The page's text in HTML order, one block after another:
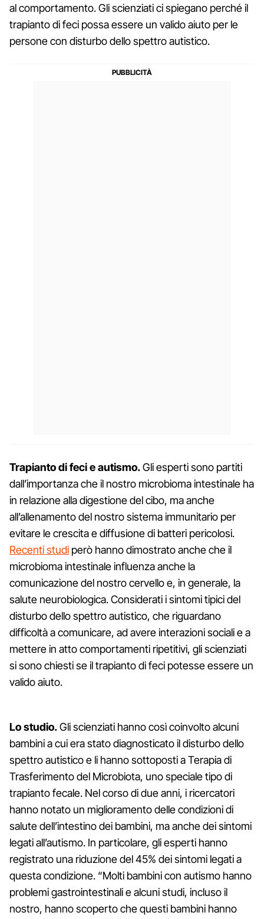
al comportamento. Gli scienziati ci spiegano perché il
trapianto di feci possa essere un valido aiuto per le
persone con disturbo dello spettro autistico.
Trapianto di feci e autismo.Gli esperti sono partiti
dall’importanza che il nostro microbioma intestinale ha
in relazione alla digestione del cibo, ma anche
all’allenamento del nostro sistema immunitario per
evitare le crescita e diffusione di batteri pericolosi.
Recenti studi però hanno dimostrato anche che il
microbioma intestinale influenza anche la
comunicazione del nostro cervello e, in generale, la
salute neurobiologica. Considerati i sintomi tipici del
disturbo dello spettro autistico, che riguardano
difficoltà a comunicare, ad avere interazioni sociali e a
mettere in atto comportamenti ripetitivi, gli scienziati
si sono chiesti se il trapianto di feci potesse essere un
valido aiuto.
Lo studio.Gli scienziati hanno così coinvolto alcuni
bambini a cui era stato diagnosticato il disturbo dello
spettro autistico e li hanno sottoposti a Terapia di
Trasferimento del Microbiota, uno speciale tipo di
trapianto fecale. Nel corso di due anni, i ricercatori
hanno notato un miglioramento delle condizioni di
salute dell’intestino dei bambini, ma anche dei sintomi
legati all’autismo. In particolare, gli esperti hanno
registrato una riduzione del 45% dei sintomi legati a
questa condizione. “Molti bambini con autismo hanno
problemi gastrointestinali e alcuni studi, incluso il
nostro, hanno scoperto che questi bambini hanno